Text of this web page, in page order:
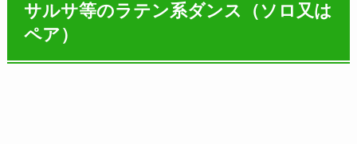
サルサ等のラテン系ダンス（ソロ又は
ペア）